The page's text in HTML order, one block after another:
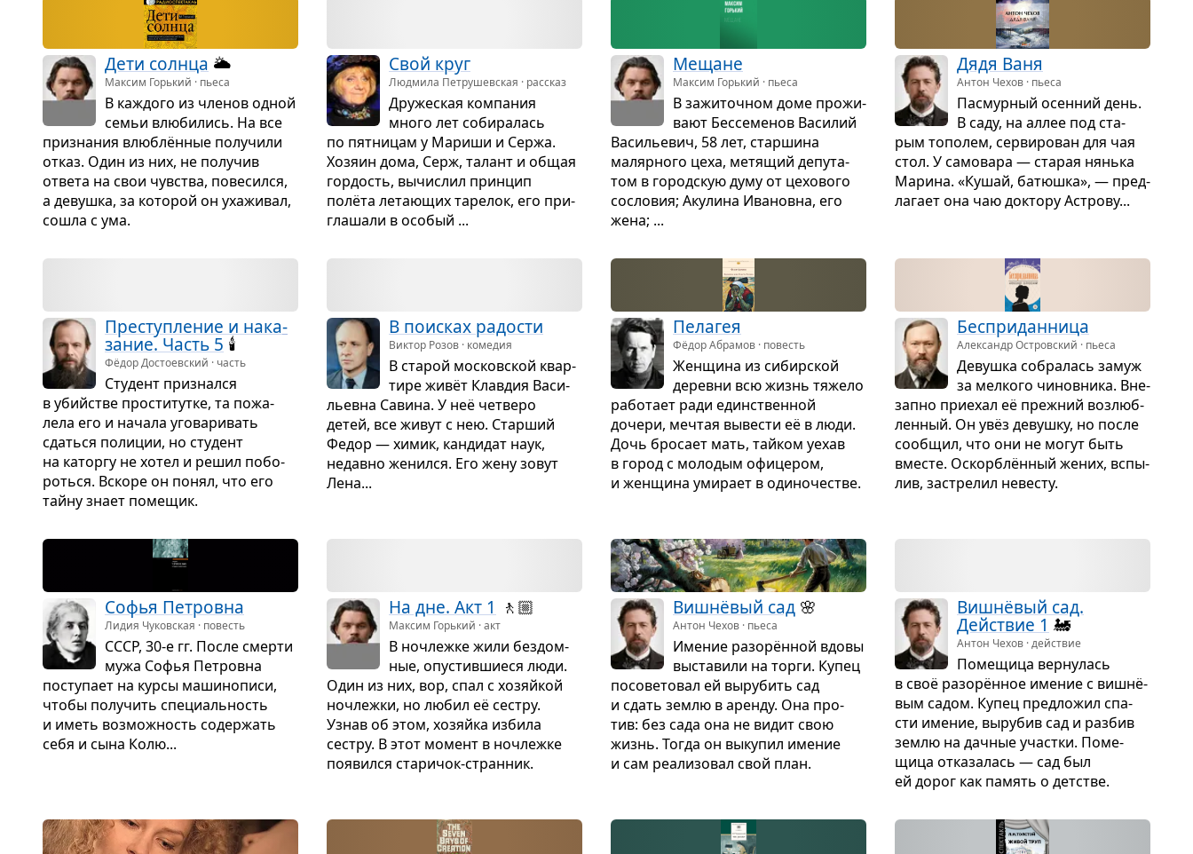
Дети солнца 🌥️
Максим Горький · пьеса
В каж­дого из чле­нов одной
семьи влю­би­лись. На все
при­зна­ния влю­блён­ные полу­чили
отказ. Один из них, не полу­чив
ответа на свои чув­ства, пове­сился,
а девушка, за кото­рой он уха­жи­вал,
сошла с ума.
Свой круг
Людмила Петрушевская · рассказ
Дру­же­ская ком­па­ния
много лет соби­ра­лась
по пят­ни­цам у Мариши и Сержа.
Хозяин дома, Серж, талант и общая
гор­дость, вычис­лил прин­цип
полёта лета­ю­щих таре­лок, его при­
гла­шали в осо­бый ...
Мещане
Максим Горький · пьеса
В зажи­точ­ном доме про­жи­
вают Бес­се­ме­нов Васи­лий
Васи­лье­вич, 58 лет, стар­шина
маляр­ного цеха, метя­щий депу­та­
том в город­скую думу от цехо­вого
сосло­вия; Аку­лина Ива­новна, его
жена; ...
Дядя Ваня
Антон Чехов · пьеса
Пас­мур­ный осен­ний день.
В саду, на аллее под ста­
рым топо­лем, сер­ви­ро­ван для чая
стол. У само­вара — ста­рая нянька
Марина. «Кушай, батюшка», — пред­
ла­гает она чаю док­тору Астрову...
Пре­ступ­ле­ние и нака­
за­ние. Часть 5 🕯️
Фёдор Достоевский · часть
Сту­дент при­знался
в убийстве про­сти­тутке, та пожа­
лела его и начала уго­ва­ри­вать
сдаться поли­ции, но сту­дент
на каторгу не хотел и решил побо­
роться. Вскоре он понял, что его
тайну знает поме­щик.
В поис­ках радо­сти
Виктор Розов · комедия
В ста­рой москов­ской квар­
тире живёт Клав­дия Васи­
льевна Савина. У неё чет­веро
детей, все живут с нею. Стар­ший
Федор — химик, кан­ди­дат наук,
недавно женился. Его жену зовут
Лена...
Пела­гея
Фёдор Абрамов · повесть
Жен­щина из сибир­ской
деревни всю жизнь тяжело
рабо­тает ради един­ствен­ной
дочери, меч­тая выве­сти её в люди.
Дочь бро­сает мать, тайком уехав
в город с моло­дым офи­це­ром,
и жен­щина уми­рает в оди­но­че­стве.
Бес­при­дан­ница
Александр Островский · пьеса
Девушка собра­лась замуж
за мел­кого чинов­ника. Вне­
запно при­е­хал её преж­ний воз­люб­
лен­ный. Он увёз девушку, но после
сооб­щил, что они не могут быть
вме­сте. Оскорб­лён­ный жених, вспы­
лив, застре­лил неве­сту.
Софья Пет­ровна
Лидия Чуковская · повесть
СССР, 30-е гг. После смерти
мужа Софья Пет­ровна
посту­пает на курсы маши­но­писи,
чтобы полу­чить спе­ци­аль­ность
и иметь воз­мож­ность содер­жать
себя и сына Колю...
На дне. Акт 1 🚶🏼
Максим Горький · акт
В ноч­лежке жили без­дом­
ные, опу­стив­ши­еся люди.
Один из них, вор, спал с хозяйкой
ноч­лежки, но любил её сестру.
Узнав об этом, хозяйка избила
сестру. В этот момент в ноч­лежке
появился ста­ри­чок-стран­ник.
Виш­нё­вый сад 🌸
Антон Чехов · пьеса
Име­ние разорён­ной вдовы
выста­вили на торги. Купец
посо­ве­то­вал ей выру­бить сад
и сдать землю в аренду. Она про­
тив: без сада она не видит свою
жизнь. Тогда он выку­пил име­ние
и сам реа­ли­зо­вал свой план.
Виш­нё­вый сад.
Действие 1 🚂
Антон Чехов · действие
Поме­щица вер­ну­лась
в своё разорён­ное име­ние с виш­нё­
вым садом. Купец пред­ло­жил спа­
сти име­ние, выру­бив сад и раз­бив
землю на дач­ные участки. Поме­
щица отка­за­лась — сад был
ей дорог как память о дет­стве.